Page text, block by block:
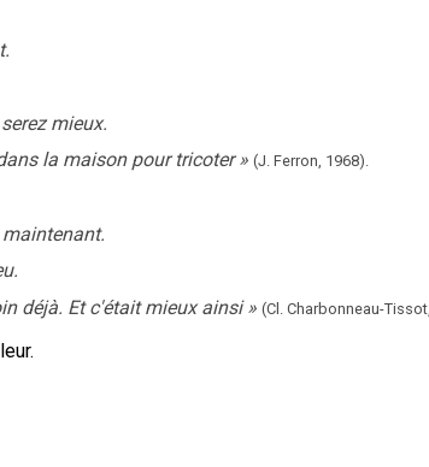
mieux.
la maison pour tricoter » (J. Ferron, 1968).
déjà. Et c'était mieux ainsi » (Cl. Charbonneau-Tissot,